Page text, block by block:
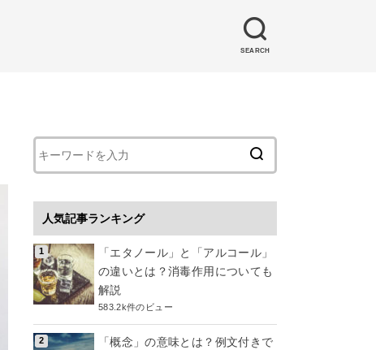
SEARCH
人気記事ランキング
「エタノール」と「アルコール」
の違いとは？消毒作用についても
解説
583.2k件のビュー
「概念」の意味とは？例文付きで